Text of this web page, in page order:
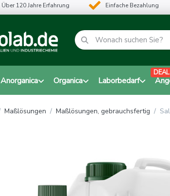
Über 120 Jahre Erfahrung Einfache Bezahlung
Anorganica Organica Laborbedarf
DEAL
Maßlösungen Maßlösungen, gebrauchsfertig